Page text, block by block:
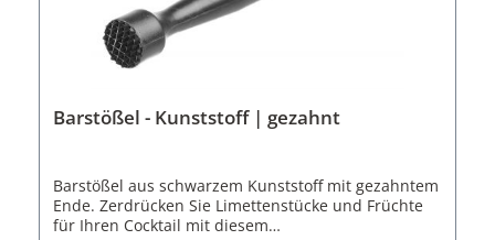
Barstößel - Kunststoff | gezahnt
Barstößel aus schwarzem Kunststoff mit gezahntem
Ende. Zerdrücken Sie Limettenstücke und Früchte
für Ihren Cocktail mit diesem